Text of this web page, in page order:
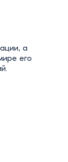
а
его